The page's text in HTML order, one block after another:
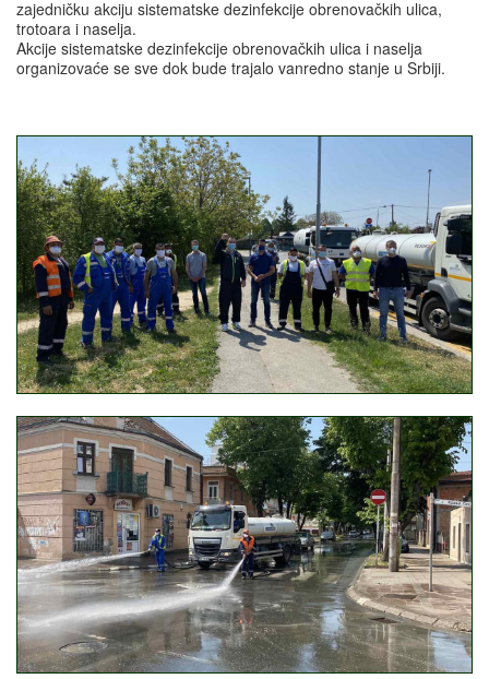
zajedničku akciju sistematske dezinfekcije obrenovačkih ulica,
trotoara i naselja.
Akcije sistematske dezinfekcije obrenovačkih ulica i naselja
organizovaće se sve dok bude trajalo vanredno stanje u Srbiji.